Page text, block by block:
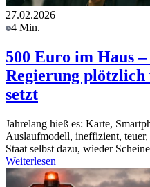
27.02.2026
4 Min.
500 Euro im Haus
Regierung
setzt
Jahrelang hieß es: Karte,
Auslaufmodell, ineffizient,
Staat selbst dazu, wieder
Weiterlesen